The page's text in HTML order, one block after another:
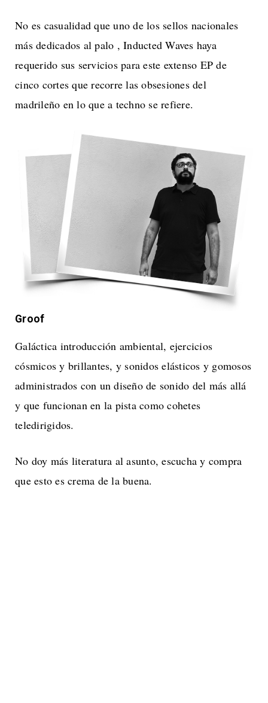
No es casualidad que uno de los sellos nacionales
más dedicados al palo , Inducted Waves haya
requerido sus servicios para este extenso EP de
cinco cortes que recorre las obsesiones del
madrileño en lo que a techno se refiere.
Groof
Galáctica introducción ambiental, ejercicios
cósmicos y brillantes, y sonidos elásticos y gomosos
administrados con un diseño de sonido del más allá
y que funcionan en la pista como cohetes
teledirigidos.
No doy más literatura al asunto, escucha y compra
que esto es crema de la buena.